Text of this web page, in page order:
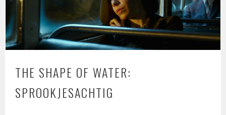
THE SHAPE OF WATER:
SPROOKJESACHTIG